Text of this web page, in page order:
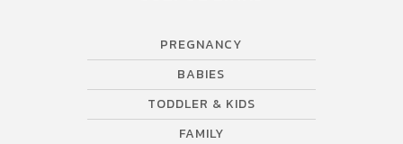
PREGNANCY
BABIES
TODDLER & KIDS
FAMILY